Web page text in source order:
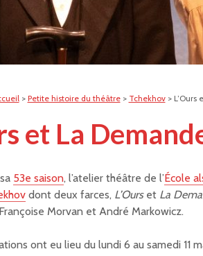
> Petite histoire du théâtre> Tchekhov>
et La
53e saison, l’atelier théâtre de l’École
dont deux farces, L’Ourset La
Morvan et André Markowicz.
ont eu lieu du lundi 6 au samedi 11